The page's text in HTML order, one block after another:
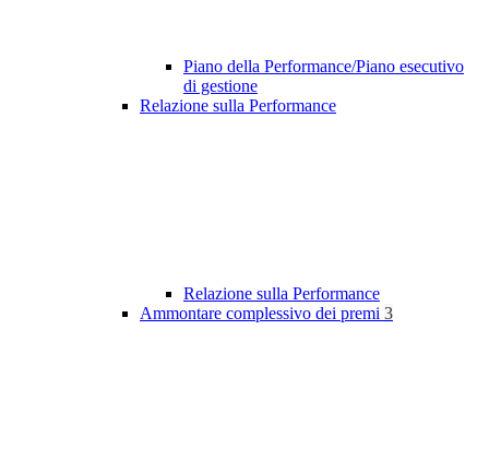
Piano della Performance/Piano esecutivo
di gestione
Relazione sulla Performance
Relazione sulla Performance
Ammontare complessivo dei premi 3